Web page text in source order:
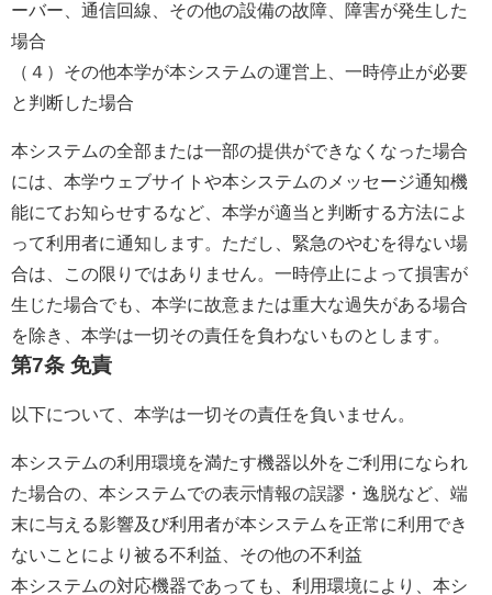
ーバー、通信回線、その他の設備の故障、障害が発生した
場合
（４）その他本学が本システムの運営上、一時停止が必要
と判断した場合
本システムの全部または一部の提供ができなくなった場合
には、本学ウェブサイトや本システムのメッセージ通知機
能にてお知らせするなど、本学が適当と判断する方法によ
って利用者に通知します。ただし、緊急のやむを得ない場
合は、この限りではありません。一時停止によって損害が
生じた場合でも、本学に故意または重大な過失がある場合
を除き、本学は一切その責任を負わないものとします。
第7条 免責
以下について、本学は一切その責任を負いません。
本システムの利用環境を満たす機器以外をご利用になられ
た場合の、本システムでの表示情報の誤謬・逸脱など、端
末に与える影響及び利用者が本システムを正常に利用でき
ないことにより被る不利益、その他の不利益
本システムの対応機器であっても、利用環境により、本シ